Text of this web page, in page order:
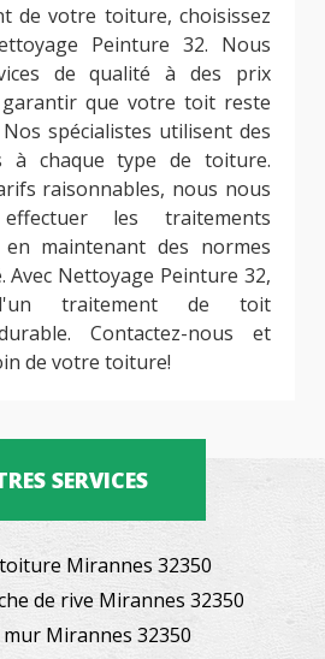
de votre toiture, choisissez
Peinture 32. Nous
de qualité à des prix
que votre toit reste
spécialistes utilisent des
à chaque type de toiture.
raisonnables, nous nous
les traitements
maintenant des normes
Avec Nettoyage Peinture 32,
d'un traitement de toit
Contactez-nous et
de votre toiture!
SERVICES
Mirannes 32350
de rive Mirannes 32350
Mirannes 32350